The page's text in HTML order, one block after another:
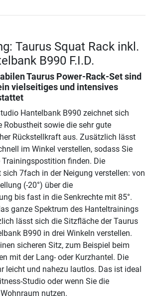
Taurus Squat Rack inkl.
B990 F.I.D.
Taurus Power-Rack-Set sind
vielseitiges und intensives
Hantelbank B990 zeichnet sich
Robustheit sowie die sehr gute
Rückstellkraft aus. Zusätzlich lässt
im Winkel verstellen, sodass Sie
finden. Die
sich 7fach in der Neigung verstellen: von
(-20°) über die
bis fast in die Senkrechte mit 85°.
ganze Spektrum des Hanteltrainings
lässt sich die Sitzfläche der Taurus
B990 in drei Winkeln verstellen.
sicheren Sitz, zum Beispiel beim
mit der Lang- oder Kurzhantel. Die
leicht und nahezu lautlos. Das ist ideal
Studio oder wenn Sie die
nutzen.